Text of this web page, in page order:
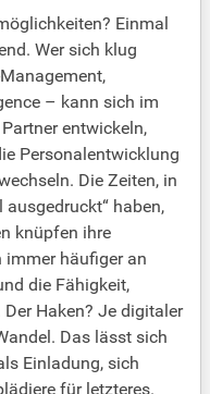
Einmal
Wer sich klug
– kann sich im
entwickeln,
Personalentwicklung
Die Zeiten, in
ausgedruckt“ haben,
knüpfen ihre
immer häufiger an
die Fähigkeit,
Haken? Je digitaler
Das lässt sich
Einladung, sich
für letzteres.